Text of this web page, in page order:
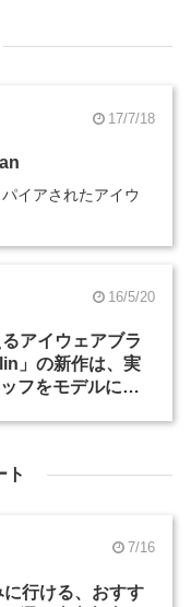
17/7/18
イアされたアイウ
16/5/20
アイウェアブラ
」の新作は、実
フをモデルにし
ト
7/16
行ける、おすす